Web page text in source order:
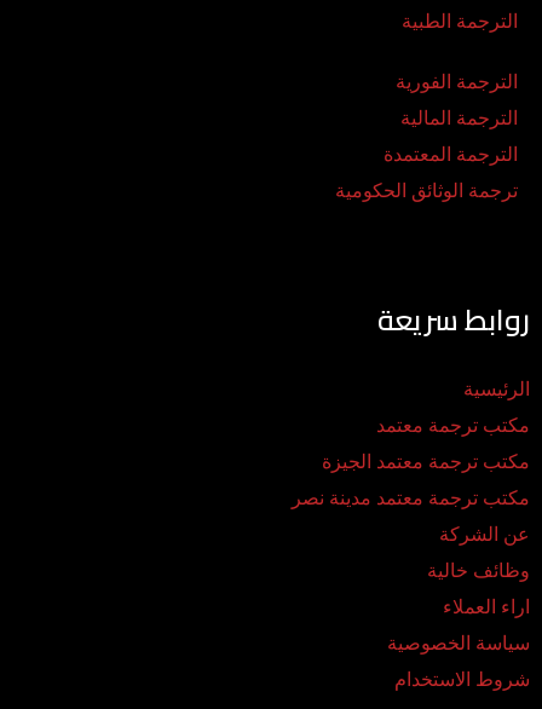
الترجمة الطبية
الترجمة الفورية
الترجمة المالية
الترجمة المعتمدة
ترجمة الوثائق الحكومية
روابط سريعة
الرئيسية
مكتب ترجمة معتمد
مكتب ترجمة معتمد الجيزة
مكتب ترجمة معتمد مدينة نصر
عن الشركة
وظائف خالية
اراء العملاء
سياسة الخصوصية
شروط الاستخدام